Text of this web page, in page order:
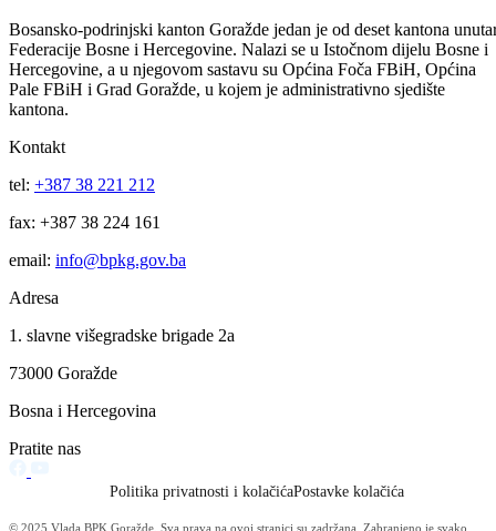
Godišnja sjednica Skupštine BPK Goražde
Godišnja sjednica Skupštine BPK Goražde
20.01.2010